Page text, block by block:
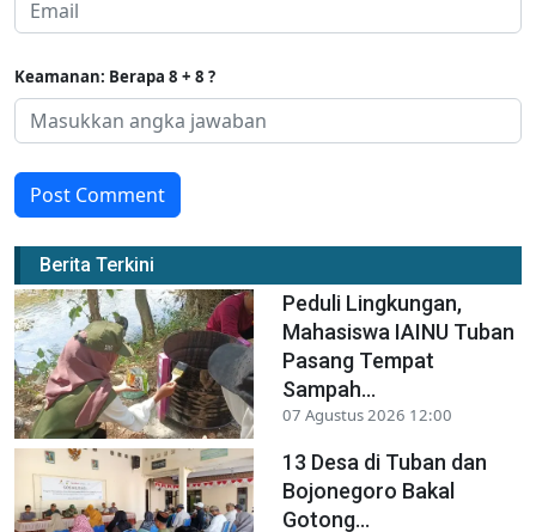
Keamanan: Berapa 8 + 8 ?
Post Comment
Berita Terkini
Peduli Lingkungan,
Mahasiswa IAINU Tuban
Pasang Tempat
Sampah...
07 Agustus 2026 12:00
13 Desa di Tuban dan
Bojonegoro Bakal
Gotong...